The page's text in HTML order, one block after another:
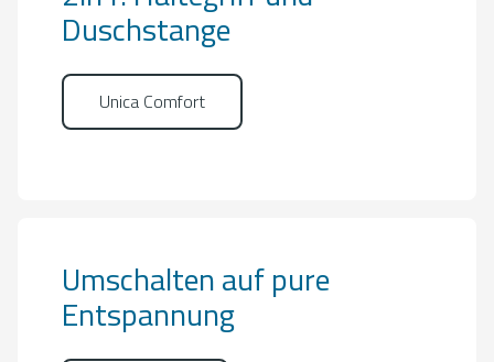
Duschstange
Unica Comfort
Umschalten auf pure
Entspannung